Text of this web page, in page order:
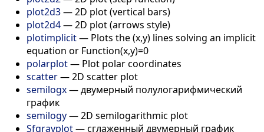
plot2d3—2D plot (vertical bars)
plot2d4—2D plot (arrows style)
plotimplicit— Plots the (x,y) lines solving an implicit
equation or Function(x,y)=0
polarplot— Plot polar coordinates
scatter—2D scatter plot
semilogx—двумерный полулогарифмический
график
semilogy—2D semilogarithmic plot
Sfgrayplot—сглаженный двумерный график